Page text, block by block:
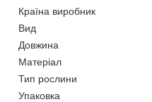
Країна виробник
Вид
Довжина
Матеріал
Тип рослини
Упаковка